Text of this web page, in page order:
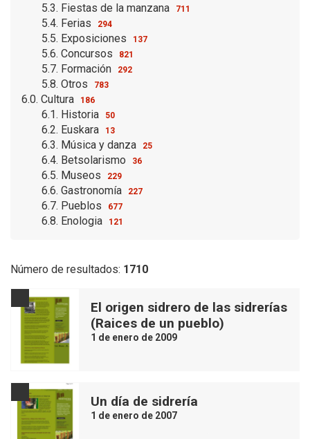
5.3. Fiestas de la manzana 711
5.4. Ferias 294
5.5. Exposiciones 137
5.6. Concursos 821
5.7. Formación 292
5.8. Otros 783
6.0. Cultura 186
6.1. Historia 50
6.2. Euskara 13
6.3. Música y danza 25
6.4. Betsolarismo 36
6.5. Museos 229
6.6. Gastronomía 227
6.7. Pueblos 677
6.8. Enologia 121
Número de resultados: 1710
El origen sidrero de las sidrerías
(Raices de un pueblo)
1 de enero de 2009
Un día de sidrería
1 de enero de 2007